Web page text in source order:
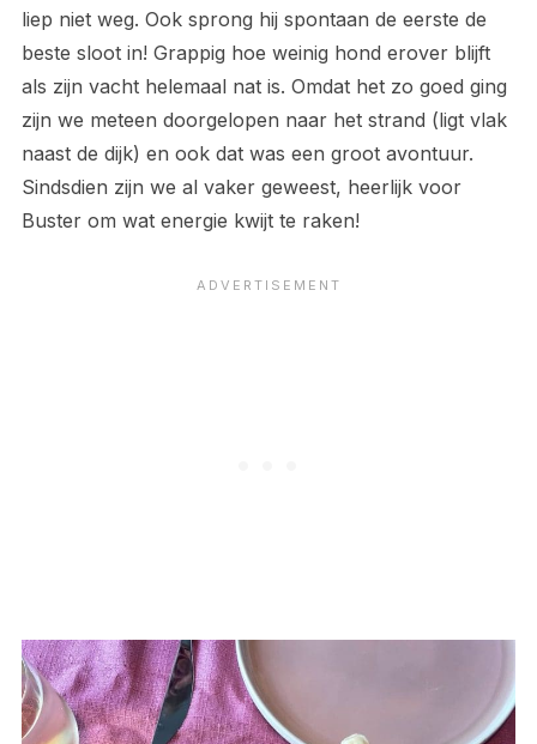
liep niet weg. Ook sprong hij spontaan de eerste de
beste sloot in! Grappig hoe weinig hond erover blijft
als zijn vacht helemaal nat is. Omdat het zo goed ging
zijn we meteen doorgelopen naar het strand (ligt vlak
naast de dijk) en ook dat was een groot avontuur.
Sindsdien zijn we al vaker geweest, heerlijk voor
Buster om wat energie kwijt te raken!